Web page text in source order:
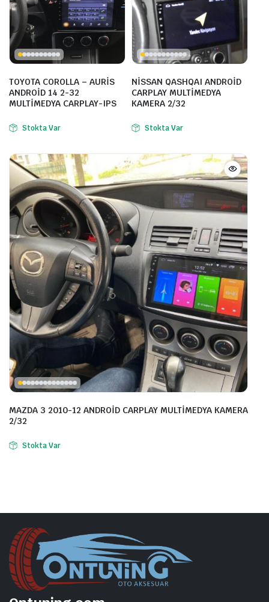
TOYOTA COROLLA – AURİS
ANDROİD 14 2-32
MULTİMEDYA CARPLAY-IPS
Stokta Var
NİSSAN QASHQAI ANDROİD
CARPLAY MULTİMEDYA
KAMERA 2/32
Stokta Var
MAZDA 3 2010-12 ANDROİD CARPLAY MULTİMEDYA KAMERA
2/32
Stokta Var